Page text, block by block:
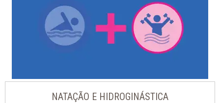
NATAÇÃO E HIDROGINÁSTICA